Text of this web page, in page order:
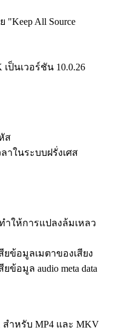
"Keep All Source
เป็นเวอร์ชัน 10.0.26
ส
าในระบบฝรั่งเศส
ำให้การแปลงล้มเหลว
ข้อมูลเมตาของเสียง
อมูล audio meta data
สำหรับ MP4 และ MKV